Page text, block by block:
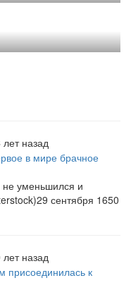
назад
в мире брачное
не уменьшился и
сентября 1650
назад
присоединилась к